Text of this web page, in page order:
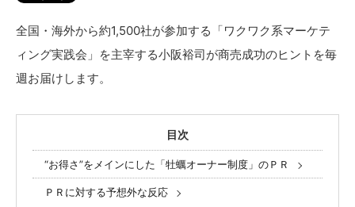
全国・海外から約1,500社が参加する「ワクワク系マーケテ
ィング実践会」を主宰する小阪裕司が商売成功のヒントを毎
週お届けします。
目次
“お得さ”をメインにした「牡蠣オーナー制度」のＰＲ
ＰＲに対する予想外な反応